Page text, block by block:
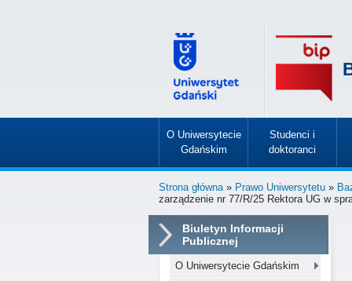
O Uniwersytecie
Gdańskim
»
Studenci i
doktoranci
»
Strona główna» Prawo Uniwersytetu »
zarządzenie nr 77/R/25 Rektora UG w
Biuletyn Informacji
Publicznej
O Uniwersytecie Gdańskim